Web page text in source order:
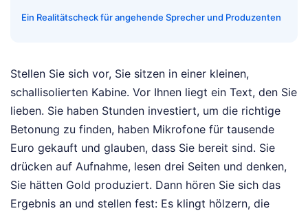
Ein Realitätscheck für angehende Sprecher und Produzenten
Stellen Sie sich vor, Sie sitzen in einer kleinen,
schallisolierten Kabine. Vor Ihnen liegt ein Text, den Sie
lieben. Sie haben Stunden investiert, um die richtige
Betonung zu finden, haben Mikrofone für tausende
Euro gekauft und glauben, dass Sie bereit sind. Sie
drücken auf Aufnahme, lesen drei Seiten und denken,
Sie hätten Gold produziert. Dann hören Sie sich das
Ergebnis an und stellen fest: Es klingt hölzern, die